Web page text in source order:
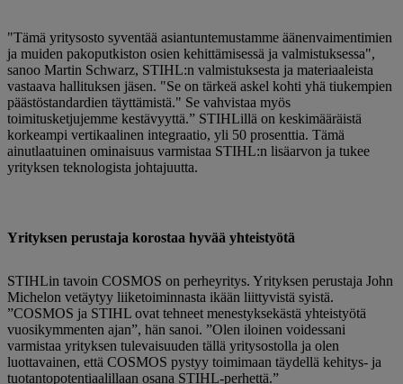
"Tämä yritysosto syventää asiantuntemustamme äänenvaimentimien
ja muiden pakoputkiston osien kehittämisessä ja valmistuksessa",
sanoo Martin Schwarz, STIHL:n valmistuksesta ja materiaaleista
vastaava hallituksen jäsen. "Se on tärkeä askel kohti yhä tiukempien
päästöstandardien täyttämistä." Se vahvistaa myös
toimitusketjujemme kestävyyttä.” STIHLillä on keskimääräistä
korkeampi vertikaalinen integraatio, yli 50 prosenttia. Tämä
ainutlaatuinen ominaisuus varmistaa STIHL:n lisäarvon ja tukee
yrityksen teknologista johtajuutta.
Yrityksen perustaja korostaa hyvää yhteistyötä
STIHLin tavoin COSMOS on perheyritys. Yrityksen perustaja John
Michelon vetäytyy liiketoiminnasta ikään liittyvistä syistä.
”COSMOS ja STIHL ovat tehneet menestyksekästä yhteistyötä
vuosikymmenten ajan”, hän sanoi. ”Olen iloinen voidessani
varmistaa yrityksen tulevaisuuden tällä yritysostolla ja olen
luottavainen, että COSMOS pystyy toimimaan täydellä kehitys- ja
tuotantopotentiaalillaan osana STIHL-perhettä.”